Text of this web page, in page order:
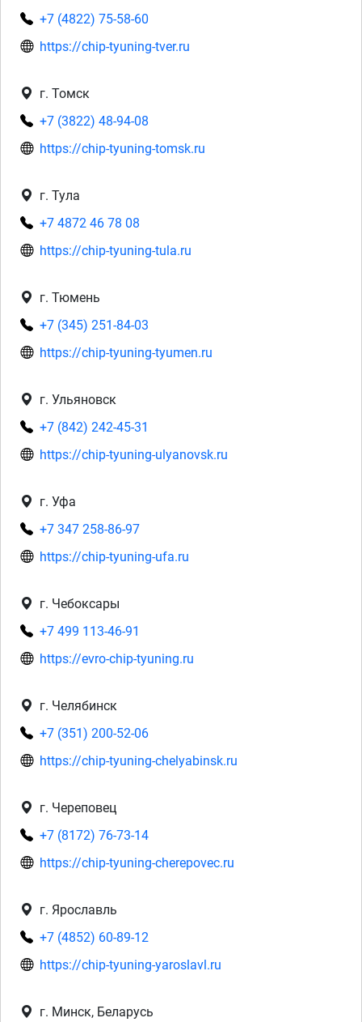
+7 (4822) 75-58-60
https://chip-tyuning-tver.ru
г. Томск
+7 (3822) 48-94-08
https://chip-tyuning-tomsk.ru
г. Тула
+7 4872 46 78 08
https://chip-tyuning-tula.ru
г. Тюмень
+7 (345) 251-84-03
https://chip-tyuning-tyumen.ru
г. Ульяновск
+7 (842) 242-45-31
https://chip-tyuning-ulyanovsk.ru
г. Уфа
+7 347 258-86-97
https://chip-tyuning-ufa.ru
г. Чебоксары
+7 499 113-46-91
https://evro-chip-tyuning.ru
г. Челябинск
+7 (351) 200-52-06
https://chip-tyuning-chelyabinsk.ru
г. Череповец
+7 (8172) 76-73-14
https://chip-tyuning-cherepovec.ru
г. Ярославль
+7 (4852) 60-89-12
https://chip-tyuning-yaroslavl.ru
г. Минск, Беларусь